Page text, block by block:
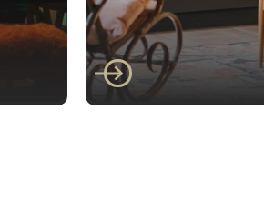
Faber
Faber E-matrix
III Driezijdig